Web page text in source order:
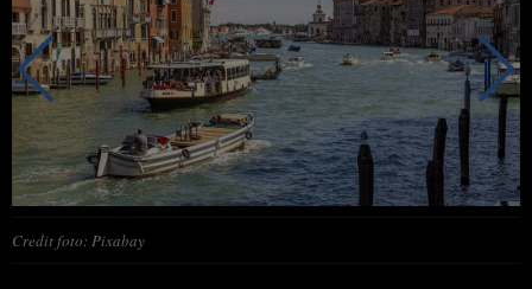
Credit foto: Pixabay